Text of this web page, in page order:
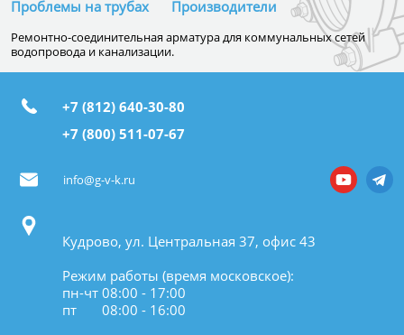
Производители
Проблемы на трубах
Ремонтно-соединительная арматура для коммунальных сетей
водопровода и канализации.
+7 (812) 640-30-80
+7 (800) 511-07-67
info@g-v-k.ru
Кудрово, ул. Центральная 37, офис 43
Режим работы (время московское):
пн-чт 08:00 - 17:00
пт 08:00 - 16:00